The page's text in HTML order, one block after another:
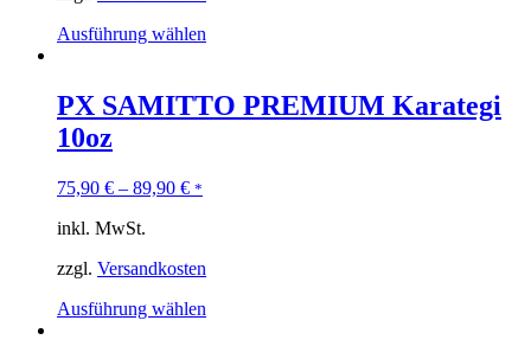
Ausführung wählen
PX SAMITTO PREMIUM Karategi
10oz
75,90 € – 89,90 € *
inkl. MwSt.
zzgl. Versandkosten
Ausführung wählen